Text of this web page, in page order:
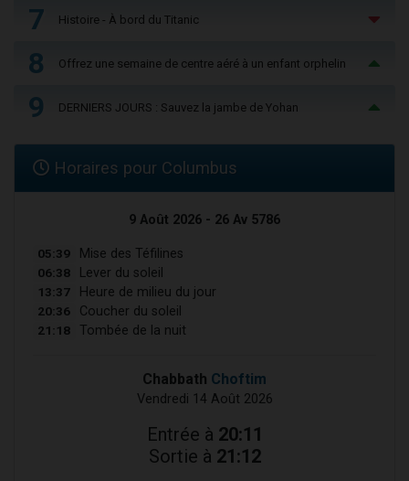
7 Histoire - À bord du Titanic
8 Offrez une semaine de centre aéré à un enfant orphelin
9 DERNIERS JOURS : Sauvez la jambe de Yohan
Horaires pour Columbus
9 Août 2026 - 26 Av 5786
05:39 Mise des Téfilines
06:38 Lever du soleil
13:37 Heure de milieu du jour
20:36 Coucher du soleil
21:18 Tombée de la nuit
Chabbath Choftim
Vendredi 14 Août 2026
Entrée à 20:11
Sortie à 21:12